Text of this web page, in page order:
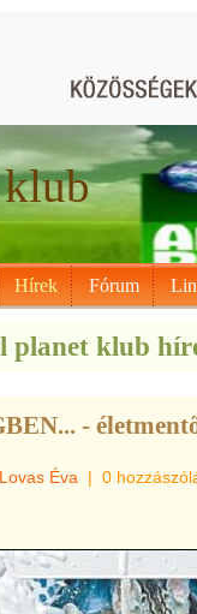
Hírek Fórum
planet klub
-
Lovas Éva | 0